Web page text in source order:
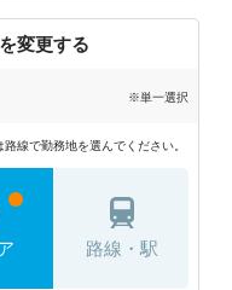
変更する
※単一選択
線で勤務地を選んでください。
路線・駅